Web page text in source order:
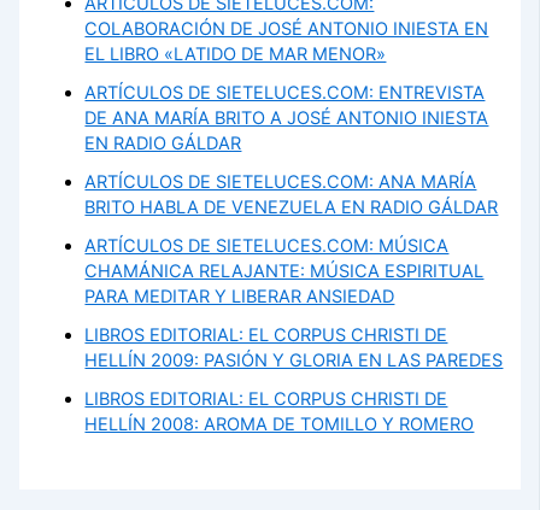
COLABORACIÓN DE JOSÉ ANTONIO INIESTA EN
EL LIBRO «LATIDO DE MAR MENOR»
ARTÍCULOS DE SIETELUCES.COM: ENTREVISTA
DE ANA MARÍA BRITO A JOSÉ ANTONIO INIESTA
EN RADIO GÁLDAR
ARTÍCULOS DE SIETELUCES.COM: ANA MARÍA
BRITO HABLA DE VENEZUELA EN RADIO GÁLDAR
ARTÍCULOS DE SIETELUCES.COM: MÚSICA
CHAMÁNICA RELAJANTE: MÚSICA ESPIRITUAL
PARA MEDITAR Y LIBERAR ANSIEDAD
LIBROS EDITORIAL: EL CORPUS CHRISTI DE
HELLÍN 2009: PASIÓN Y GLORIA EN LAS PAREDES
LIBROS EDITORIAL: EL CORPUS CHRISTI DE
HELLÍN 2008: AROMA DE TOMILLO Y ROMERO